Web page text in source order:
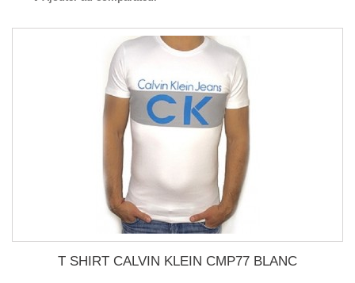
T SHIRT CALVIN KLEIN CMP77 BLANC